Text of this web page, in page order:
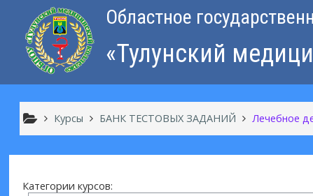
Перейти к основному содержанию
Областное
«Тулунский
Курсы БАНК ТЕСТОВЫХ ЗАДАНИЙ Лечебное
Категории курсов: